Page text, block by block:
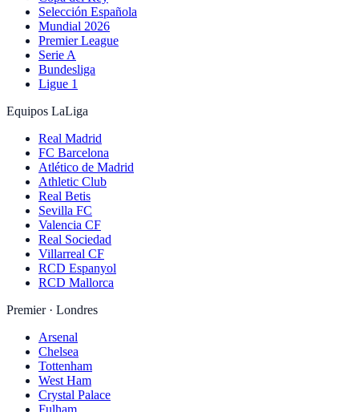
Selección Española
Mundial 2026
Premier League
Serie A
Bundesliga
Ligue 1
Equipos LaLiga
Real Madrid
FC Barcelona
Atlético de Madrid
Athletic Club
Real Betis
Sevilla FC
Valencia CF
Real Sociedad
Villarreal CF
RCD Espanyol
RCD Mallorca
Premier · Londres
Arsenal
Chelsea
Tottenham
West Ham
Crystal Palace
Fulham